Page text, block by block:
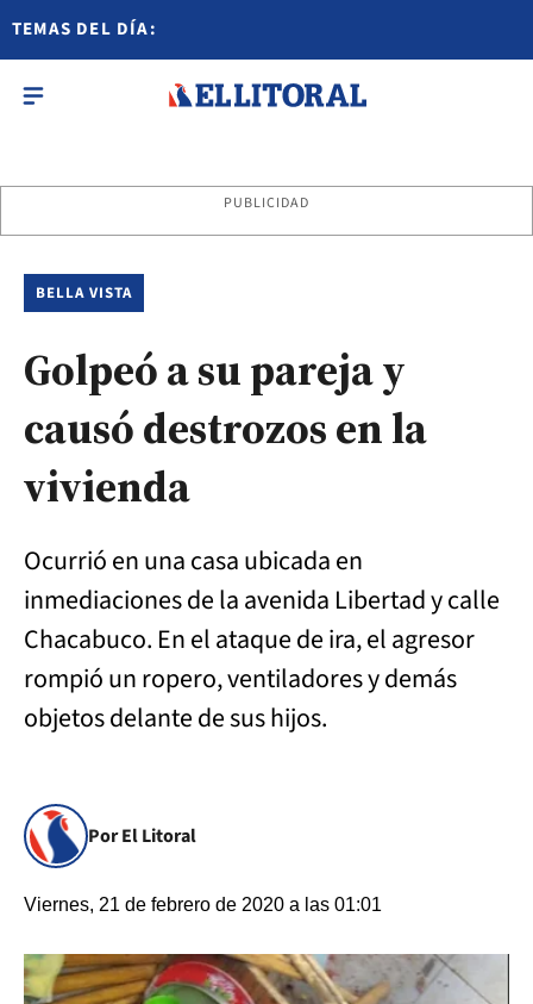
TEMAS DEL DÍA:
PUBLICIDAD
BELLA VISTA
Golpeó a su pareja y
causó destrozos en la
vivienda
Ocurrió en una casa ubicada en
inmediaciones de la avenida Libertad y calle
Chacabuco. En el ataque de ira, el agresor
rompió un ropero, ventiladores y demás
objetos delante de sus hijos.
Por El Litoral
Viernes, 21 de febrero de 2020 a las 01:01